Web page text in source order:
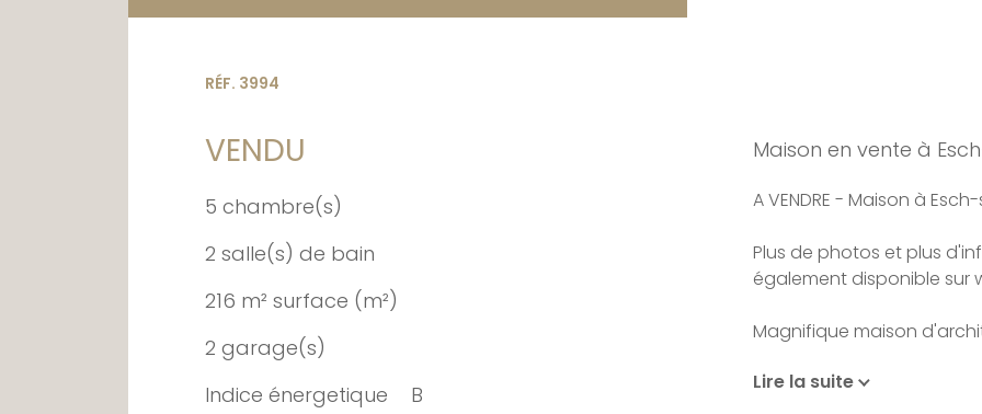
RÉF. 3994
VENDU
5 chambre(s)
2 salle(s) de bain
216 m² surface (m²)
2 garage(s)
Indice énergetique
B
Maison en vente à
A VENDRE - Maison à
Plus de photos et plus
également disponible sur
Magnifique maison
La maison libre de 3 côtés
Lire la suite